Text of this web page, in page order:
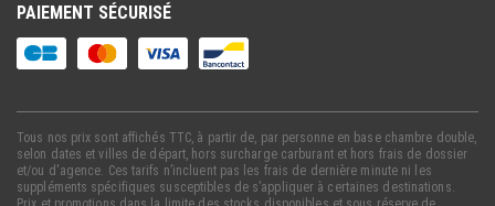
PAIEMENT SÉCURISÉ
Tous nos prix sont affichés TTC, à partir de, par personne en base chambre double,
selon dates et villes de départ, hors surcharge carburant et hors frais de dossier
et/ou d'agence. Ces tarifs n’incluent pas les frais de dernière minute ni les
suppléments spécifiques susceptibles de s’appliquer à certaines destinations.